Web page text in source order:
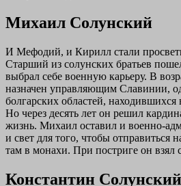
Михаил Солунский
И Мефодий, и Кирилл стали
Старший из солунских братьев
выбрал себе военную карьеру. В
назначен управляющим Славинии,
болгарских областей,
Но через десять лет он решил
жизнь. Михаил оставил и военно-
и свет для того, чтобы отправиться
там в монахи. При постриге он взял
Константин Солунский